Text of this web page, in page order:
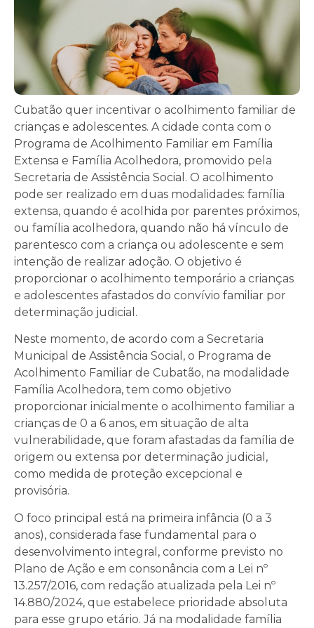
Cubatão quer incentivar o acolhimento familiar de
crianças e adolescentes. A cidade conta com o
Programa de Acolhimento Familiar em Família
Extensa e Família Acolhedora, promovido pela
Secretaria de Assistência Social. O acolhimento
pode ser realizado em duas modalidades: família
extensa, quando é acolhida por parentes próximos,
ou família acolhedora, quando não há vínculo de
parentesco com a criança ou adolescente e sem
intenção de realizar adoção. O objetivo é
proporcionar o acolhimento temporário a crianças
e adolescentes afastados do convívio familiar por
determinação judicial.
Neste momento, de acordo com a Secretaria
Municipal de Assistência Social, o Programa de
Acolhimento Familiar de Cubatão, na modalidade
Família Acolhedora, tem como objetivo
proporcionar inicialmente o acolhimento familiar a
crianças de 0 a 6 anos, em situação de alta
vulnerabilidade, que foram afastadas da família de
origem ou extensa por determinação judicial,
como medida de proteção excepcional e
provisória.
O foco principal está na primeira infância (0 a 3
anos), considerada fase fundamental para o
desenvolvimento integral, conforme previsto no
Plano de Ação e em consonância com a Lei nº
13.257/2016, com redação atualizada pela Lei nº
14.880/2024, que estabelece prioridade absoluta
para esse grupo etário. Já na modalidade família